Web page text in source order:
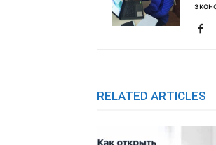
RELATED ARTICLES